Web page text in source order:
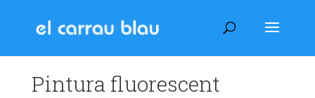
Pintura fluorescent